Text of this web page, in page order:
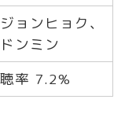
ョンヒョク、
ンミン
率 7.2%